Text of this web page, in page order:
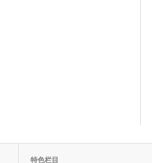
特色栏目